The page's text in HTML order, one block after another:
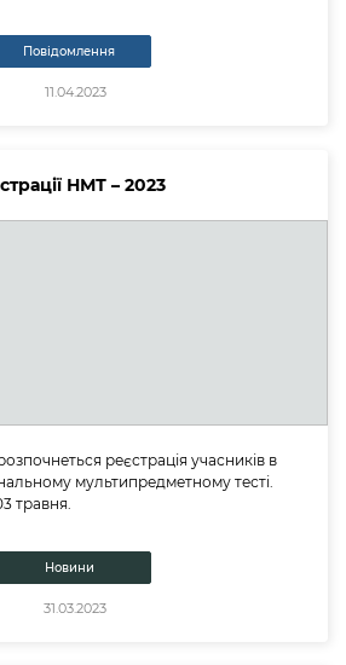
Повідомлення
11.04.2023
НМТ – 2023
реєстрація учасників в
мультипредметному тесті.
травня.
Новини
31.03.2023